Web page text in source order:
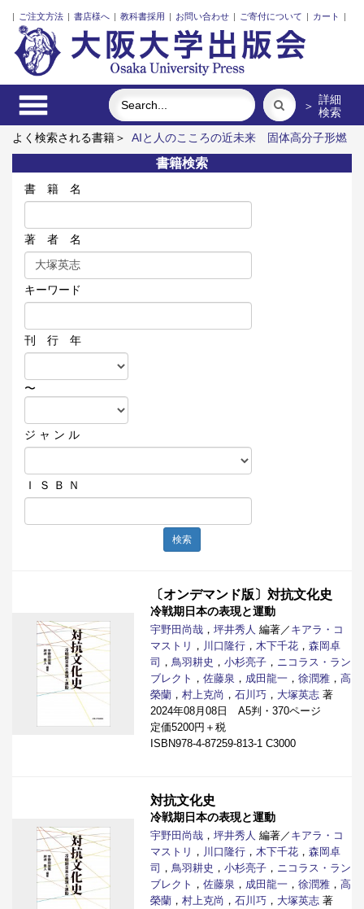
| ご注文方法 | 書店様へ | 教科書採用 | お問い合わせ | ご寄付について | カート |
＞ 詳細
検索
よく検索される書籍＞
AIと人のこころの近未来
固体高分子形燃
料電池要素材料・水素貯蔵材料の知的設計
レーザーとプラズマ
と粒子ビーム
三人の藤野先生、その生涯と交流
リスク意思決
定論
街に拓く大学
書籍検索
書 籍 名
著 者 名
キーワード
刊 行 年
〜
ジ ャ ン ル
Ｉ Ｓ Ｂ Ｎ
検索
〔オンデマンド版〕対抗文化史
冷戦期日本の表現と運動
宇野田尚哉 ， 坪井秀人 編著／ キアラ・コ
マストリ ， 川口隆行 ， 木下千花 ， 森岡卓
司 ， 鳥羽耕史 ， 小杉亮子 ， ニコラス・ラン
ブレクト ， 佐藤泉 ， 成田龍一 ， 徐潤雅 ， 高
榮蘭 ， 村上克尚 ， 石川巧 ， 大塚英志 著
2024年08月08日 A5判・370ページ
定価5200円＋税
ISBN978-4-87259-813-1 C3000
対抗文化史
冷戦期日本の表現と運動
宇野田尚哉 ， 坪井秀人 編著／ キアラ・コ
マストリ ， 川口隆行 ， 木下千花 ， 森岡卓
司 ， 鳥羽耕史 ， 小杉亮子 ， ニコラス・ラン
ブレクト ， 佐藤泉 ， 成田龍一 ， 徐潤雅 ， 高
榮蘭 ， 村上克尚 ， 石川巧 ， 大塚英志 著